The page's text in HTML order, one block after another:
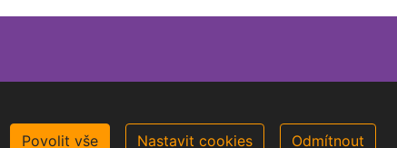
Povolit vše Nastavit cookies Odmítnout